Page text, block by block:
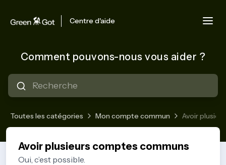
Centre d'aide
Comment pouvons-nous vous aider ?
Toutes les catégories Mon compte commun Avoir
Avoir plusieurs comptes communs
Oui, c’est possible.